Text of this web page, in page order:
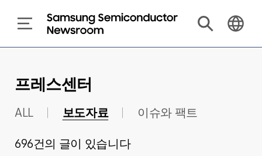
프레스센터
ALL 보도자료 이슈와 팩트
696건의 글이 있습니다